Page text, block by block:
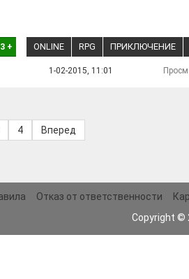
+ ONLINE RPG ПРИКЛЮЧЕНИЕ
1-02-2015, 11:01
4 Вперед
Отказ от ответственности
Copyright ©